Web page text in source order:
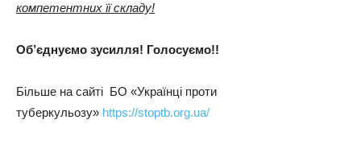
компетентних її складу!
Об’єднуємо зусилля! Голосуємо!!
Більше на сайті БО «Українці проти
туберкульозу» https://stoptb.org.ua/